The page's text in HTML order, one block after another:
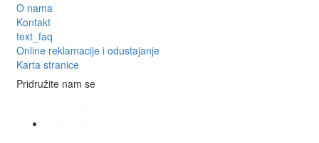
O nama
Kontakt
text_faq
Online reklamacije i odustajanje
Karta stranice
Pridružite nam se